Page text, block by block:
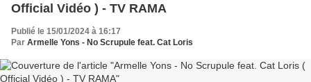
Official Vidéo ) - TV RAMA
Publié le 15/01/2024 à 16:17
Par Armelle Yons - No Scrupule feat. Cat Loris